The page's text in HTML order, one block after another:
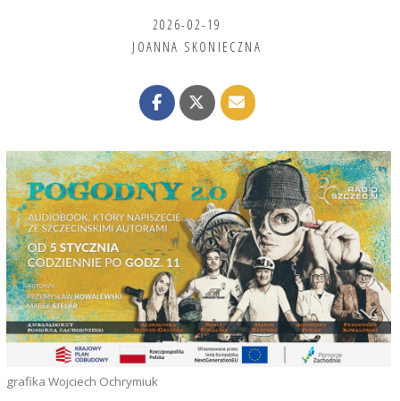
2026-02-19
JOANNA SKONIECZNA
grafika Wojciech Ochrymiuk